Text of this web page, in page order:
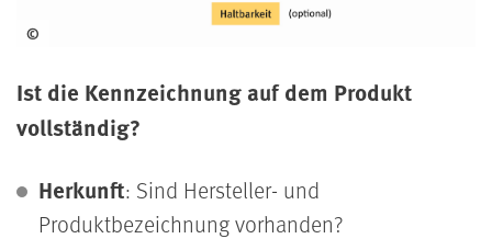
©
Ist die Kennzeichnung auf dem Produkt
vollständig?
Herkunft: Sind Hersteller- und
Produktbezeichnung vorhanden?